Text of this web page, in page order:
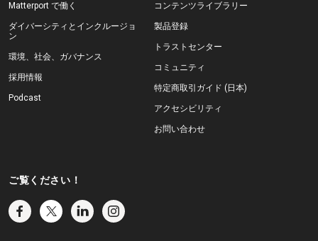
Matterport で働く
ダイバーシティとインクルージョ
ン
環境、社会、ガバナンス
採用情報
Podcast
コンテンツライブラリー
製品登録
トラストセンター
コミュニティ
特定商取引ガイド (日本)
アクセシビリティ
お問い合わせ
ご覧ください！